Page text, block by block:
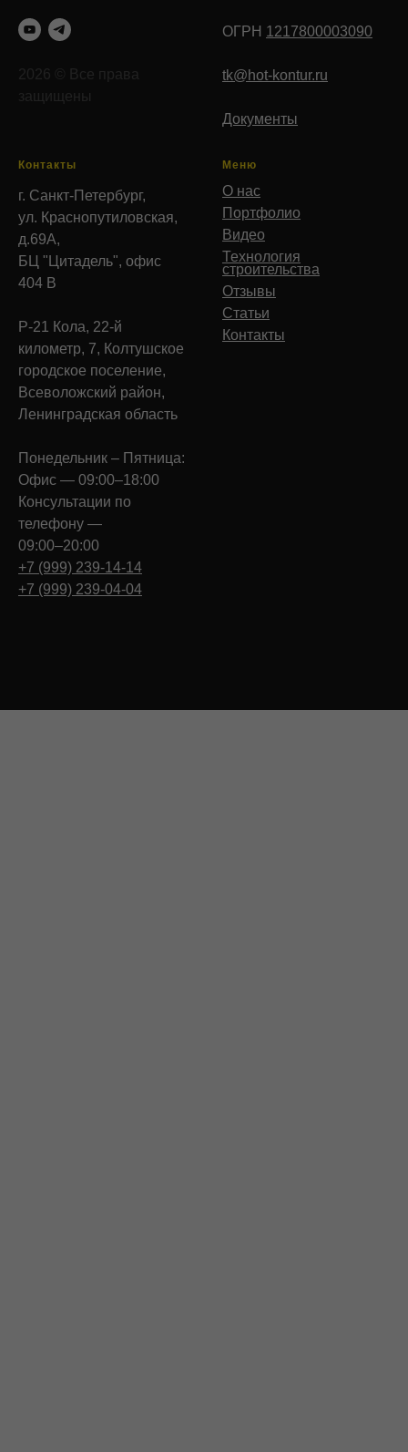
2026 © Все права
защищены
ОГРН 1217800003090
tk@hot-kontur.ru
Документы
Контакты
г. Санкт-Петербург,
ул. Краснопутиловская,
д.69А,
БЦ "Цитадель", офис
404 В
Р-21 Кола, 22-й
километр, 7, Колтушское
городское поселение,
Всеволожский район,
Ленинградская область
Понедельник – Пятница:
Офис — 09:00–18:00
Консультации по
телефону —
09:00–20:00
+7 (999) 239-14-14
+7 (999) 239-04-04
Меню
О нас
Портфолио
Видео
Технология
строительства
Отзывы
Статьи
Контакты